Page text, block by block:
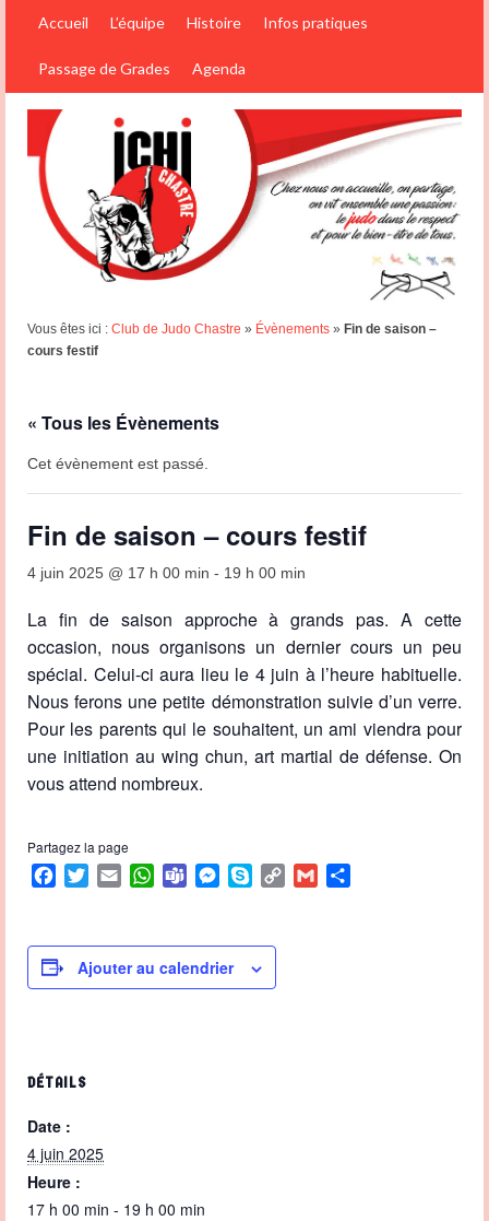
Accueil L’équipe Histoire Infos pratiques
Passage de Grades Agenda
Vous êtes ici : Club de Judo Chastre » Évènements » Fin de saison –
cours festif
« Tous les Évènements
Cet évènement est passé.
Fin de saison – cours festif
4 juin 2025 @ 17 h 00 min - 19 h 00 min
La fin de saison approche à grands pas. A cette
occasion, nous organisons un dernier cours un peu
spécial. Celui-ci aura lieu le 4 juin à l’heure habituelle.
Nous ferons une petite démonstration suivie d’un verre.
Pour les parents qui le souhaitent, un ami viendra pour
une initiation au wing chun, art martial de défense. On
vous attend nombreux.
Partagez la page
FacebookTwitterEmailWhatsApp
TeamsMessenger
SkypeCopy
Gmail
Ajouter au calendrier
DÉTAILS
Date :
4 juin 2025
Heure :
17 h 00 min - 19 h 00 min